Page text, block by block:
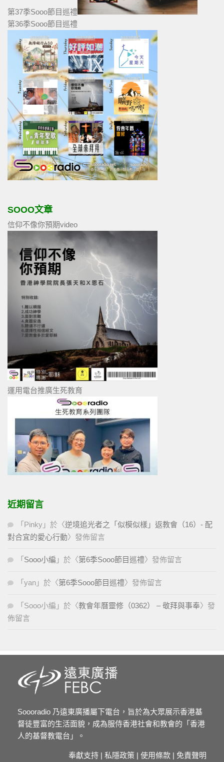
第37季Sooo節目巡禮
第36季Sooo節目巡禮
SOOO文章
信仰不像你預期video
運用電台推廣生死教育
近期留言
「 Pinky 」於〈逆境追光者之「似模似樣」返教會（16）- 配
對合宜的愛心行動〉發佈留言
「 Sooo小編 」於〈第6季Sooo節目巡禮〉發佈留言
「 yan 」於〈第6季Sooo節目巡禮〉發佈留言
「 Sooo小編 」於〈教會年曆靈修（0362） – 敬拜與事奉〉發
佈留言
Soooradio 乃遠東廣播屬下電台，旨於為大眾展示香港基
督徒豐富的生活面貌，成為服侍香港社會和教會的「香港
人的基督教電台」。
奉獻支持 | 私隱政策 | 使用條款 | 免責聲明